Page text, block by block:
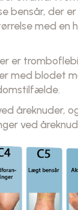
bensår, der
med
er
med blodet
åreknuder,
ved